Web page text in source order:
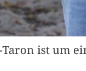
ist um